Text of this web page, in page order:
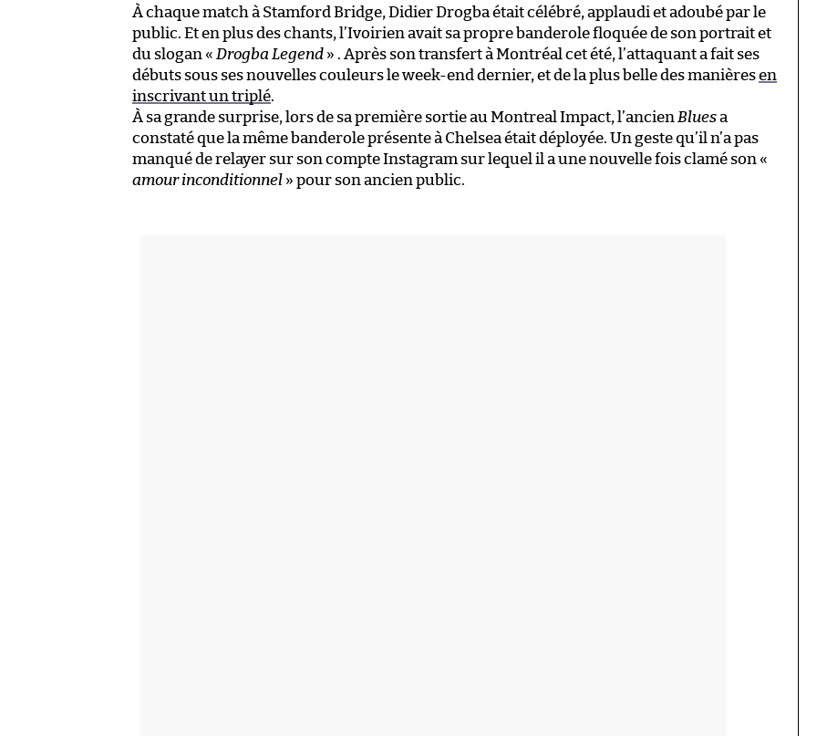
À chaque match à Stamford Bridge, Didier Drogba était célébré, applaudi et adoubé par le
public. Et en plus des chants, l’Ivoirien avait sa propre banderole floquée de son portrait et
du slogan « Drogba Legend » . Après son transfert à Montréal cet été, l’attaquant a fait ses
débuts sous ses nouvelles couleurs le week-end dernier, et de la plus belle des manièresen
inscrivant un triplé.
À sa grande surprise, lors de sa première sortie au Montreal Impact, l’ancien Bluesa
constaté que la même banderole présente à Chelsea était déployée. Un geste qu’il n’a pas
manqué de relayer sur son compte Instagram sur lequel il a une nouvelle fois clamé son «
amour inconditionnel » pour son ancien public.